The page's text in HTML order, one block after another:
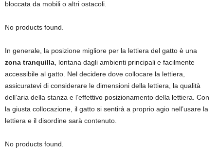
bloccata da mobili o altri ostacoli.
No products found.
In generale, la posizione migliore per la lettiera del gatto è una
zona tranquilla , lontana dagli ambienti principali e facilmente
accessibile al gatto. Nel decidere dove collocare la lettiera,
assicuratevi di considerare le dimensioni della lettiera, la qualità
dell’aria della stanza e l’effettivo posizionamento della lettiera. Con
la giusta collocazione, il gatto si sentirà a proprio agio nell’usare la
lettiera e il disordine sarà contenuto.
No products found.